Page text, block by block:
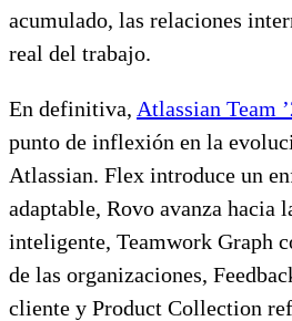
acumulado, las relaciones
real del trabajo.
En definitiva, Atlassian Team
punto de inflexión en la
Atlassian. Flex introduce un
adaptable, Rovo avanza hacia
inteligente, Teamwork Graph
de las organizaciones,
cliente y Product Collection